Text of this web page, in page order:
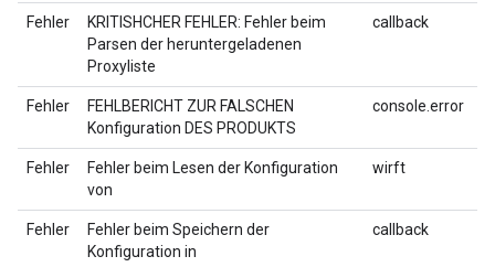
Fehler
KRITISHCHER FEHLER: Fehler beim
Parsen der heruntergeladenen
Proxyliste
callback
Fehler
FEHLBERICHT ZUR FALSCHEN
Konfiguration DES PRODUKTS
console.error
Fehler
Fehler beim Lesen der Konfiguration
von
wirft
Fehler
Fehler beim Speichern der
Konfiguration in
callback